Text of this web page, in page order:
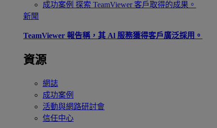
成功案例 探索 TeamViewer 客戶取得的成果。
新聞
TeamViewer 報告稱，其 Al 服務獲得客戶廣泛採用。
資源
網誌
成功案例
活動與網路研討會
信任中心